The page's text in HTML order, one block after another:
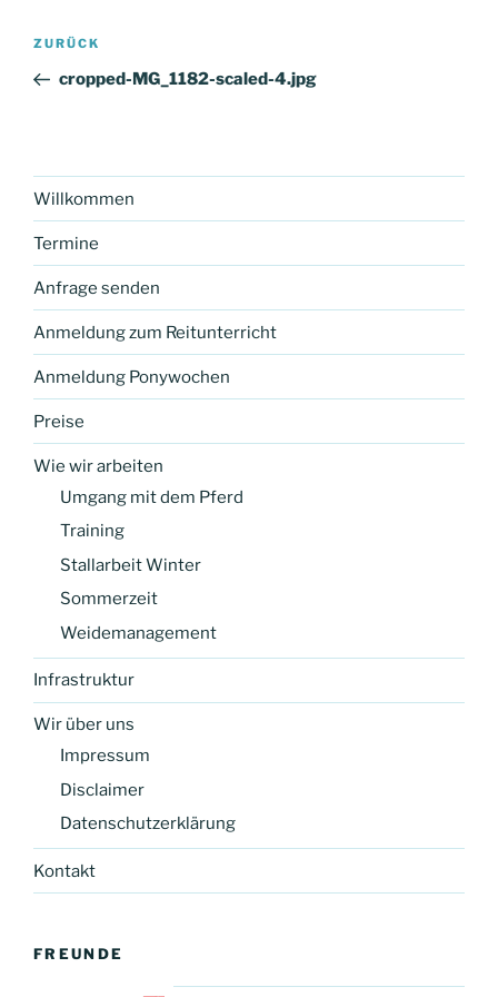
Beitragsnavigation
Vorheriger
Beitrag
ZURÜCK
cropped-MG_1182-scaled-4.jpg
Willkommen
Termine
Anfrage senden
Anmeldung zum Reitunterricht
Anmeldung Ponywochen
Preise
Wie wir arbeiten
Umgang mit dem Pferd
Training
Stallarbeit Winter
Sommerzeit
Weidemanagement
Infrastruktur
Wir über uns
Impressum
Disclaimer
Datenschutzerklärung
Kontakt
FREUNDE